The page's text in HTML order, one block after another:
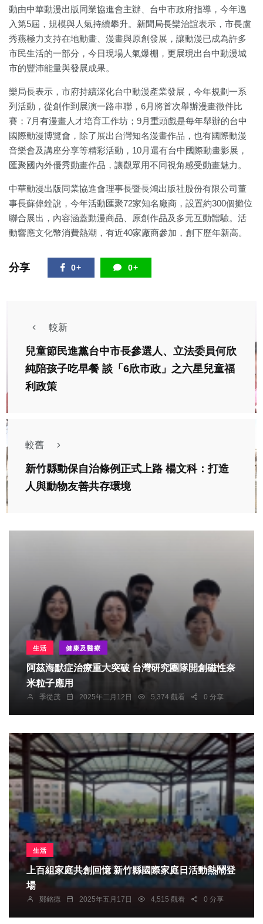
動由中華動漫出版同業協進會主辦、台中市政府指導，今年邁
入第5屆，規模與人氣持續攀升。新聞局長欒治誼表示，市長盧
秀燕極力支持在地動畫、漫畫與原創發展，讓動漫已成為許多
市民生活的一部分，今日現場人氣爆棚，更展現出台中動漫城
市的豐沛能量與發展成果。
欒局長表示，市府持續深化台中動漫產業發展，今年規劃一系
列活動，從創作到展演一路串聯，6月將首次舉辦漫畫徵件比
賽；7月有漫畫人才培育工作坊；9月重頭戲是每年舉辦的台中
國際動漫博覽會，除了展出台灣知名漫畫作品，也有國際動漫
音樂會及講座分享等精彩活動，10月還有台中國際動畫影展，
匯聚國內外優秀動畫作品，讓觀眾用不同視角感受動畫魅力。
中華動漫出版同業協進會理事長暨長鴻出版社股份有限公司董
事長蘇偉銓說，今年活動匯聚72家知名廠商，設置約300個攤位
聯合展出，內容涵蓋動漫商品、原創作品及多元互動體驗。活
動響應文化幣消費熱潮，有近40家廠商參加，創下歷年新高。
分享 0+ 0+
較新
兒童節民進黨台中市長參選人、立法委員何欣
純陪孩子吃早餐 談「6欣市政」之六星兒童福
利政策
較舊
新竹縣動保自治條例正式上路 楊文科：打造
人與動物友善共存環境
生活 健康及醫療
阿茲海默症治療重大突破 台灣研究團隊開創磁性奈
米粒子應用
季從茂 2025年二月12日 5,374 觀看 0 分享
生活
上百組家庭共創回憶 新竹縣國際家庭日活動熱鬧登
場
鄭銘德 2025年五月17日 4,515 觀看 0 分享